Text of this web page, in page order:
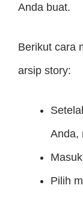
Anda buat.
Berikut cara
arsip story:
Anda,
Pilih